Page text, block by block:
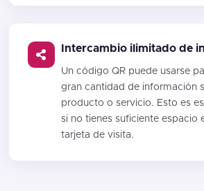
Intercambio ilimitado de
Un código QR puede usarse
gran cantidad de información
producto o servicio. Esto es
si no tienes suficiente espacio
tarjeta de visita.